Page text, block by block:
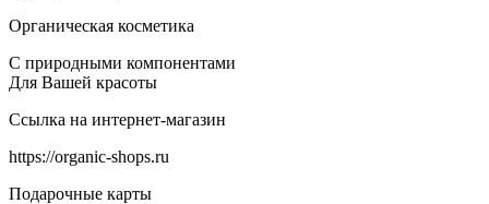
Органическая косметика
С природными компонентами
Для Вашей красоты
Ссылка на интернет-магазин
https://organic-shops.ru
Подарочные карты